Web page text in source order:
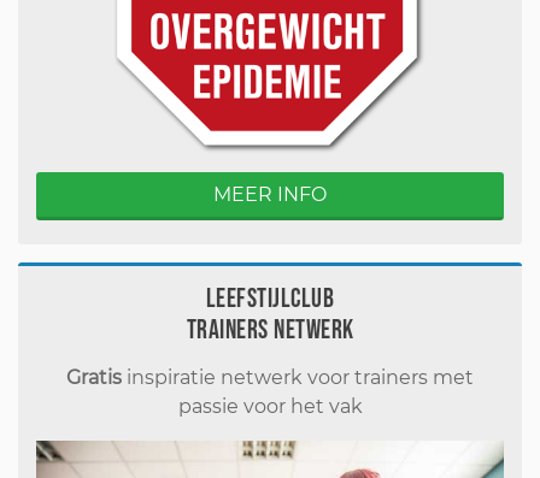
MEER INFO
Leefstijlclub
Trainers Netwerk
Gratis inspiratie netwerk voor trainers met
passie voor het vak